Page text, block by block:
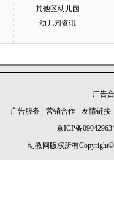
其他区幼儿园
幼儿园资讯
广告
广告服务 - 营销合作 - 友情链接
京ICP备09042963
幼教网版权所有